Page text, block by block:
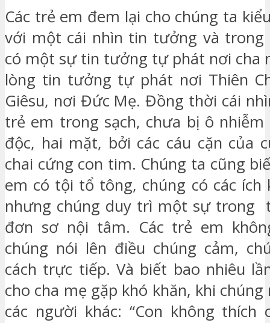
Các trẻ em đem lại cho chúng ta
với một cái nhìn tin tưởng và trong
có một sự tin tưởng tự phát nơi cha
lòng tin tưởng tự phát nơi Thiên
Giêsu, nơi Đức Mẹ. Đồng thời cái
trẻ em trong sạch, chưa bị ô
độc, hai mặt, bởi các cáu cặn của
chai cứng con tim. Chúng ta cũng
em có tội tổ tông, chúng có các ích
nhưng chúng duy trì một sự trong
đơn sơ nội tâm. Các trẻ em
chúng nói lên điều chúng cảm,
cách trực tiếp. Và biết bao nhiêu
cho cha mẹ gặp khó khăn, khi
các người khác: “Con không thích